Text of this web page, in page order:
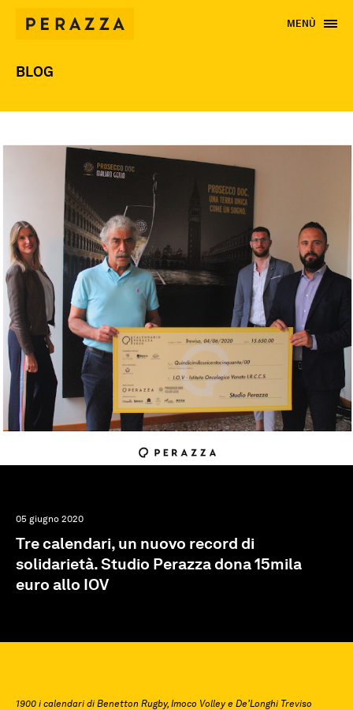
MENÙ
BLOG
05 giugno 2020
Tre calendari, un nuovo record di
solidarietà. Studio Perazza dona 15mila
euro allo IOV
1900 i calendari di Benetton Rugby, Imoco Volley e De’Longhi Treviso